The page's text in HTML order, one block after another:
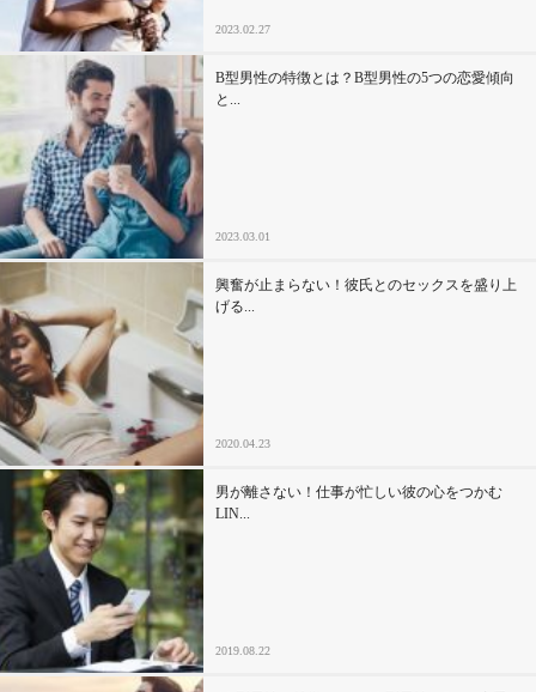
ファッション・美容
グルメ
趣味・旅行
セックスライフ
不倫・だめ男
感動
心の処方箋
カルチャー・トレンド・芸能
驚き
2023.02.27
B型男性の特徴とは？B型男性の5つの恋愛傾向
と...
2023.03.01
興奮が止まらない！彼氏とのセックスを盛り上
げる...
2020.04.23
男が離さない！仕事が忙しい彼の心をつかむ
LIN...
2019.08.22